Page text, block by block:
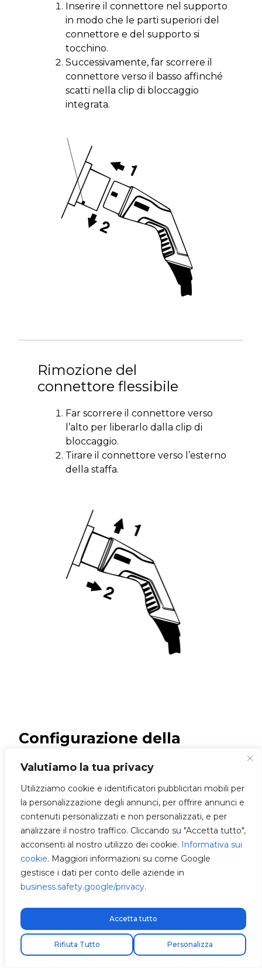
Valutiamo la tua privacy
Utilizziamo cookie e identificatori pubblicitari mobili per
la personalizzazione degli annunci, per offrire annunci e
contenuti personalizzati e non personalizzati, e per
analizzare il nostro traffico. Cliccando su "Accetta tutto",
acconsenti al nostro utilizzo dei cookie. Informativa sui
cookie. Maggiori informazioni su come Google
gestisce i dati per conto delle aziende in
business.safety.google/privacy.
Personalizza
Rifiuta Tutto
Accetta tutto
Inserire il connettore nel supporto
in modo che le parti superiori del
connettore e del supporto si
tocchino.
Successivamente, far scorrere il
connettore verso il basso affinché
scatti nella clip di bloccaggio
integrata.
Rimozione del
connettore flessibile
Far scorrere il connettore verso
l’alto per liberarlo dalla clip di
bloccaggio.
Tirare il connettore verso l’esterno
della staffa.
Configurazione della
Tre modi di
connessione
Per godere della massima
connettività, è essenziale
selezionare il tipo di connessione di
rete desiderata tramite
Puoi configurare la connessione di
differenti: tramite WiFi, Ethernet o
4G. A tal fine, segui questi passaggi:
Spedizione express gratuita!